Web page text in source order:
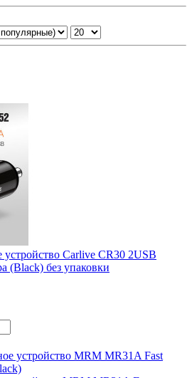
устройство Carlive CR30 2USB
(Black) без упаковки